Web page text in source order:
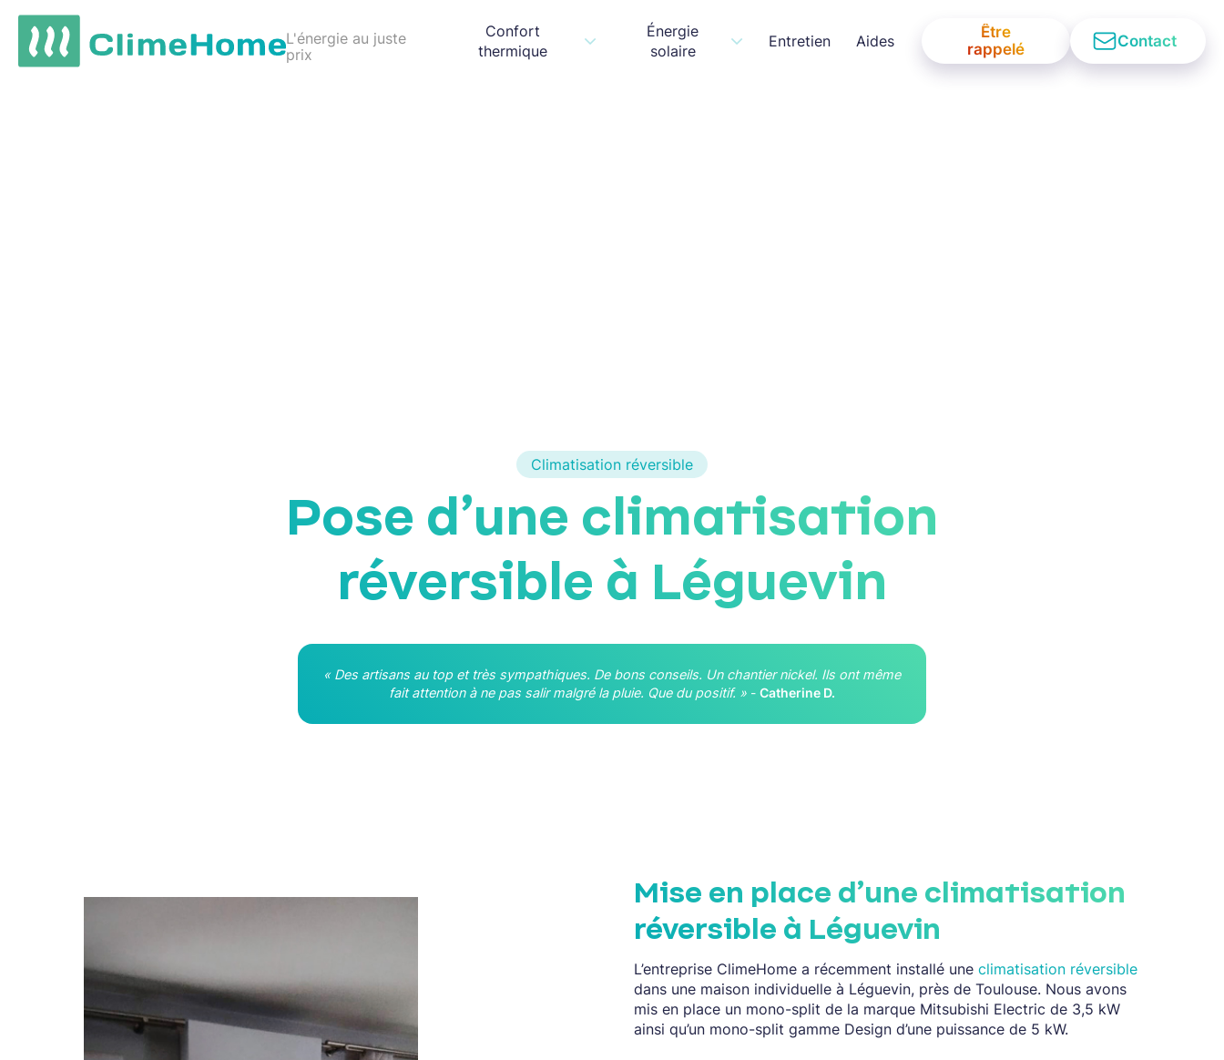
L'énergie au juste
prix
Confort
thermique
Énergie
solaire
Entretien Aides
Être
rappelé
Contact
Climatisation réversible
Pose d’une climatisation
réversible à Léguevin
« Des artisans au top et très sympathiques. De bons conseils. Un chantier nickel. Ils ont même
fait attention à ne pas salir malgré la pluie. Que du positif. » - Catherine D.
Mise en place d’une climatisation
réversible à Léguevin
L’entreprise ClimeHome a récemment installé une climatisation réversible
dans une maison individuelle à Léguevin, près de Toulouse. Nous avons
mis en place un mono-split de la marque Mitsubishi Electric de 3,5 kW
ainsi qu’un mono-split gamme Design d’une puissance de 5 kW.